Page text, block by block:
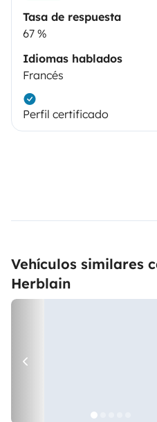
Tasa de respuesta
67 %
Idiomas hablados
Francés
Perfil certificado
Vehículos similares
Herblain